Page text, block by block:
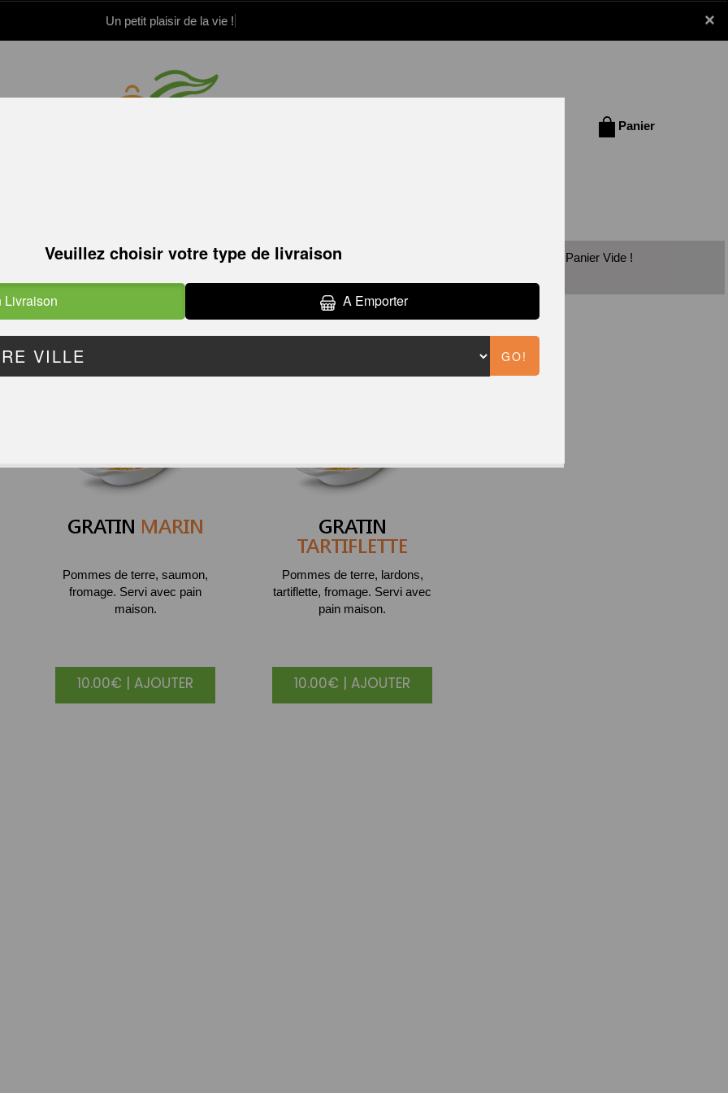
×
Un petit plaisir de la vie !
Panier
PLATS CHAUDS
CHAUDS TAGLIATELLES
GRATIN MARIN
Pommes de terre, saumon,
fromage. Servi avec pain
maison.
10.00€ | AJOUTER
GRATIN
TARTIFLETTE
Pommes de terre, lardons,
tartiflette, fromage. Servi avec
pain maison.
10.00€ | AJOUTER
Panier Vide !